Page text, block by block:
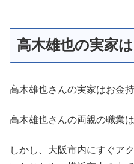
高木雄也の実家
高木雄也さんの実家はお金
高木雄也さんの両親の職業は
しかし、大阪市内にすぐア